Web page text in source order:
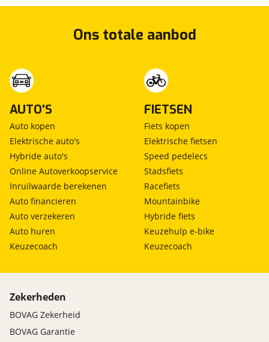
Ons totale aanbod
AUTO'S
Auto kopen
Elektrische auto's
Hybride auto's
Online Autoverkoopservice
Inruilwaarde berekenen
Auto financieren
Auto verzekeren
Auto huren
Keuzecoach
FIETSEN
Fiets kopen
Elektrische fietsen
Speed pedelecs
Stadsfiets
Racefiets
Mountainbike
Hybride fiets
Keuzehulp e-bike
Keuzecoach
Zekerheden
BOVAG Zekerheid
BOVAG Garantie